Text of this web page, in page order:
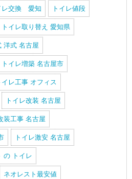
レ交換 愛知 トイレ値段
トイレ取り替え 愛知県
洋式 名古屋
トイレ増築 名古屋市
イレ工事 オフィス
トイレ改装 名古屋
装工事 名古屋
トイレ激安 名古屋
の トイレ
ネオレスト最安値